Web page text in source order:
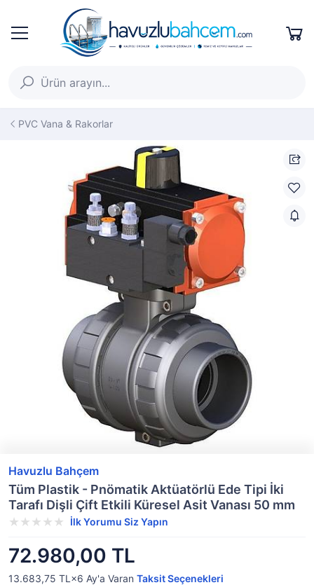
PVC Vana & Rakorlar
Havuzlu Bahçem
Tüm Plastik - Pnömatik Aktüatörlü Ede Tipi İki
Tarafı Dişli Çift Etkili Küresel Asit Vanası 50 mm
İlk Yorumu Siz Yapın
72.980,00 TL
13.683,75 TL×6 Ay'a Varan Taksit Seçenekleri